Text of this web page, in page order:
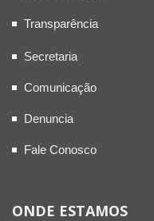
Transparência
Secretaria
Comunicação
Denuncia
Fale Conosco
ONDE ESTAMOS